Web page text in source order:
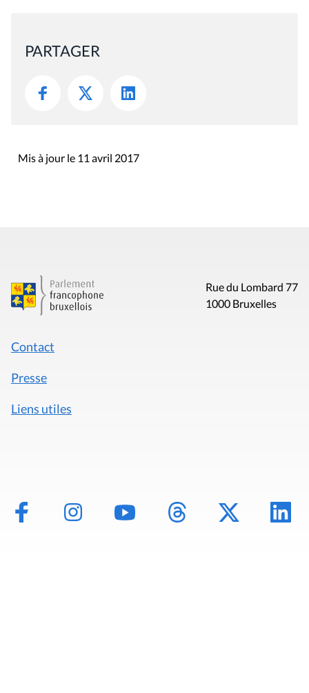
PARTAGER
Mis à jour le 11 avril 2017
Rue du Lombard 77
1000 Bruxelles
Contact
Presse
Liens utiles